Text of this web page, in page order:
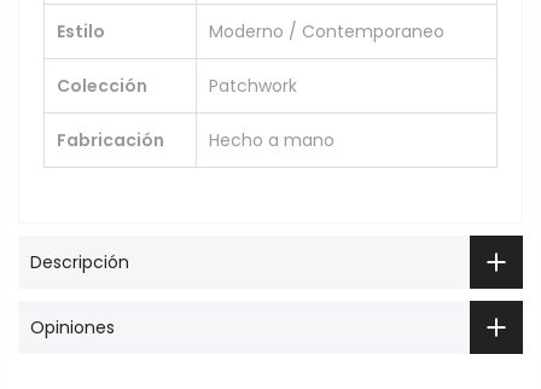
Estilo Moderno / Contemporaneo
Colección Patchwork
Fabricación Hecho a mano
Descripción
Opiniones